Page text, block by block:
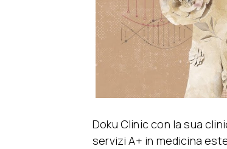
Doku Clinic con la sua
servizi A+ in medicina